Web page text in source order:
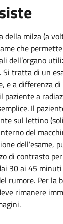
della milza (a
che
dell’organo
Si tratta di un
e a differenza
paziente a
Il
sul lettino
del
dell’esame,
di contrasto
30 ai 45
rumore. Per la
rimanere